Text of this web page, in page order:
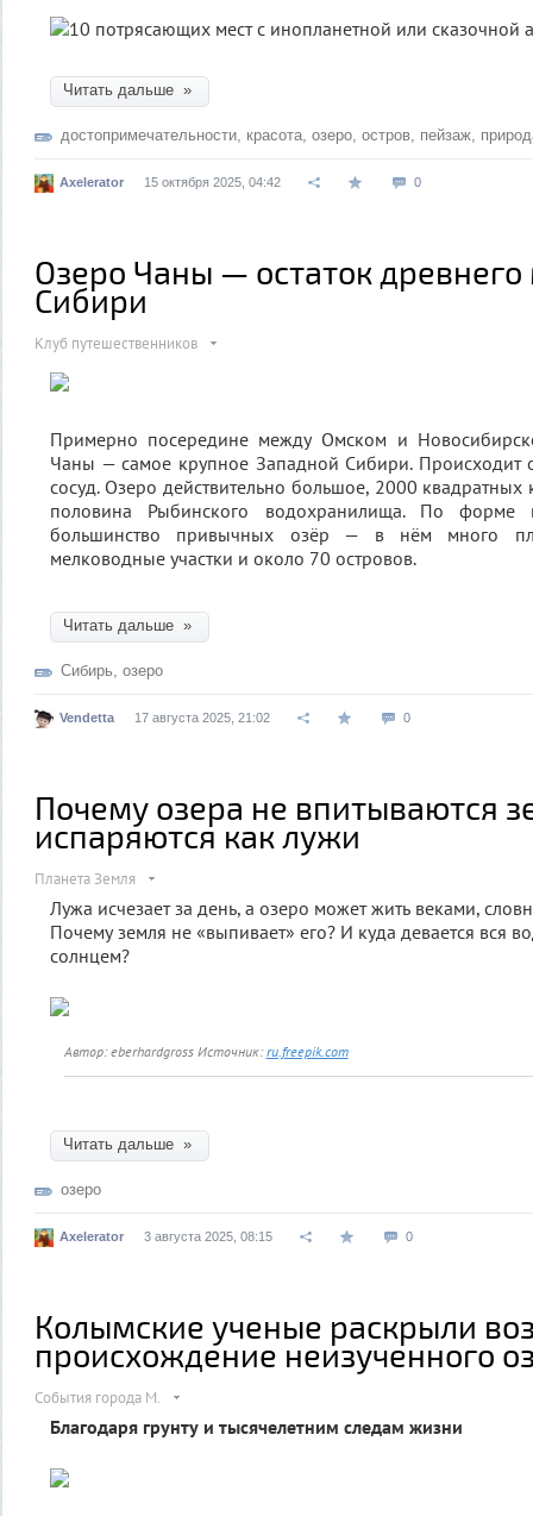
Читать дальше »
достопримечательности, красота, озеро, остров, пейзаж,
Axelerator 15 октября 2025, 04:42 0
Озеро Чаны — остаток
Сибири
Клуб путешественников
Примерно посередине между Омском и
Чаны — самое крупное Западной Сибири. Происходит
сосуд. Озеро действительно большое, 2000
половина Рыбинского водохранилища. По
большинство привычных озёр — в нём много
мелководные участки и около 70 островов.
Читать дальше »
Сибирь, озеро
Vendetta 17 августа 2025, 21:02 0
Почему озера не впитываются
испаряются как лужи
Планета Земля
Лужа исчезает за день, а озеро может жить веками,
Почему земля не «выпивает» его? И куда девается вся
солнцем?
Автор: eberhardgross Источник:ru.freepik.com
Читать дальше »
озеро
Axelerator 3 августа 2025, 08:15 0
Колымские ученые раскрыли
происхождение неизученного
События города М.
Благодаря грунту и тысячелетним следам жизни